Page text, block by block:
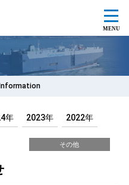
Information
年 2023年 2022年
その他